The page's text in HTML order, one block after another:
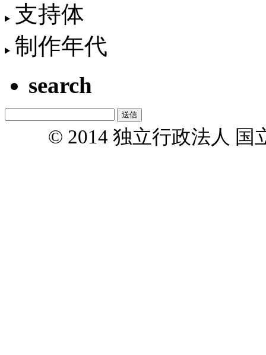
支持体
制作年代
search
© 2014 独立行政法人 国